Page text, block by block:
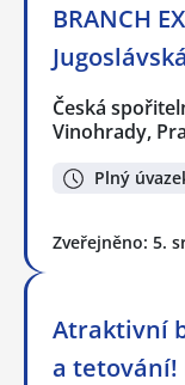
BRANCH
Jugoslávská
Česká
Vinohrady,
Plný
Zveřejněno: 5.
Atraktivní
a tetování!